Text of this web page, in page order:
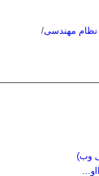
نظام مهندسی/